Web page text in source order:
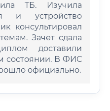
ТБ. Изучила
и устройство
консультировал
Зачет сдала
доставили
состоянии. В ФИС
официально.